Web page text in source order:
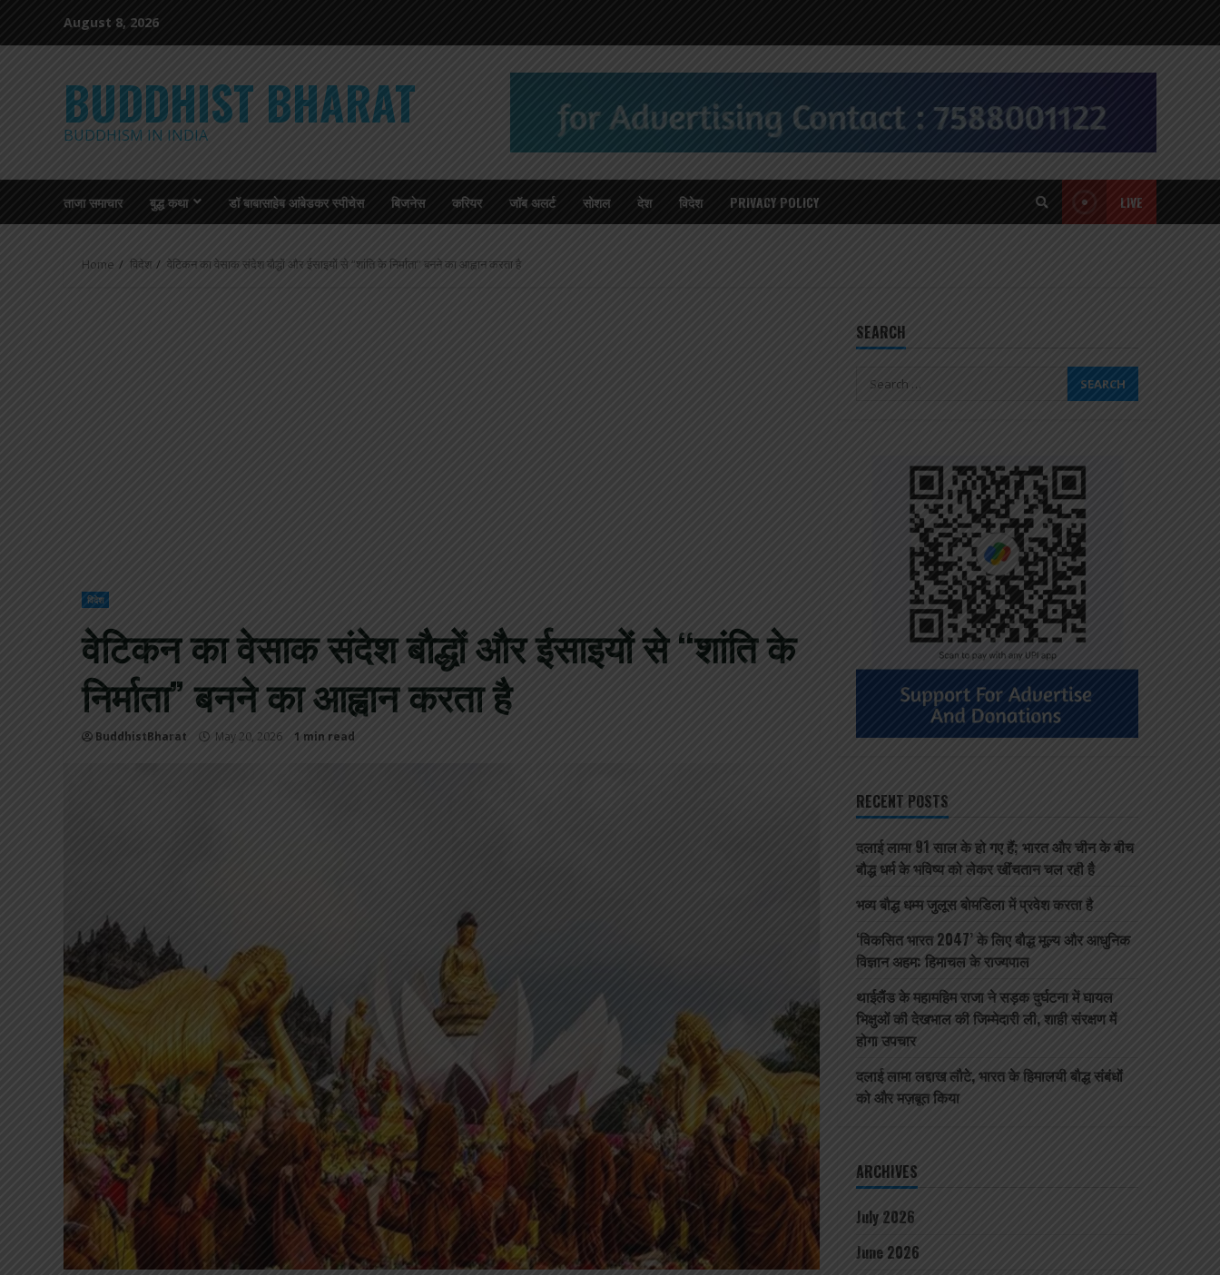
August 8, 2026
BUDDHIST BHARAT
BUDDHISM IN INDIA
ताजा समाचार बुद्ध कथा डॉ बाबासाहेब आंबेडकर स्पीचेस बिजनेस करियर जॉब अलर्ट सोशल देश विदेश PRIVACY POLICY LIVE
Home विदेश वेटिकन का वेसाक संदेश बौद्धों और ईसाइयों से “शांति के निर्माता” बनने का आह्वान करता है
विदेश
वेटिकन का वेसाक संदेश बौद्धों और ईसाइयों से “शांति के
निर्माता” बनने का आह्वान करता है
BuddhistBharat May 20, 2026 1 min read
SEARCH
Search
RECENT POSTS
दलाई लामा 91 साल के हो गए हैं; भारत और चीन के बीच
बौद्ध धर्म के भविष्य को लेकर खींचतान चल रही है
भव्य बौद्ध धम्म जुलूस बोमडिला में प्रवेश करता है
‘विकसित भारत 2047’ के लिए बौद्ध मूल्य और आधुनिक
विज्ञान अहम: हिमाचल के राज्यपाल
थाईलैंड के महामहिम राजा ने सड़क दुर्घटना में घायल
भिक्षुओं की देखभाल की जिम्मेदारी ली, शाही संरक्षण में
होगा उपचार
दलाई लामा लद्दाख लौटे, भारत के हिमालयी बौद्ध संबंधों
को और मज़बूत किया
ARCHIVES
July 2026
June 2026